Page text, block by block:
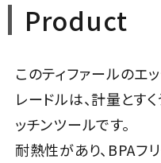
Product
このティファールのエ
レードルは、計量とす
ッチンツールです。
耐熱性があり、BPAフ